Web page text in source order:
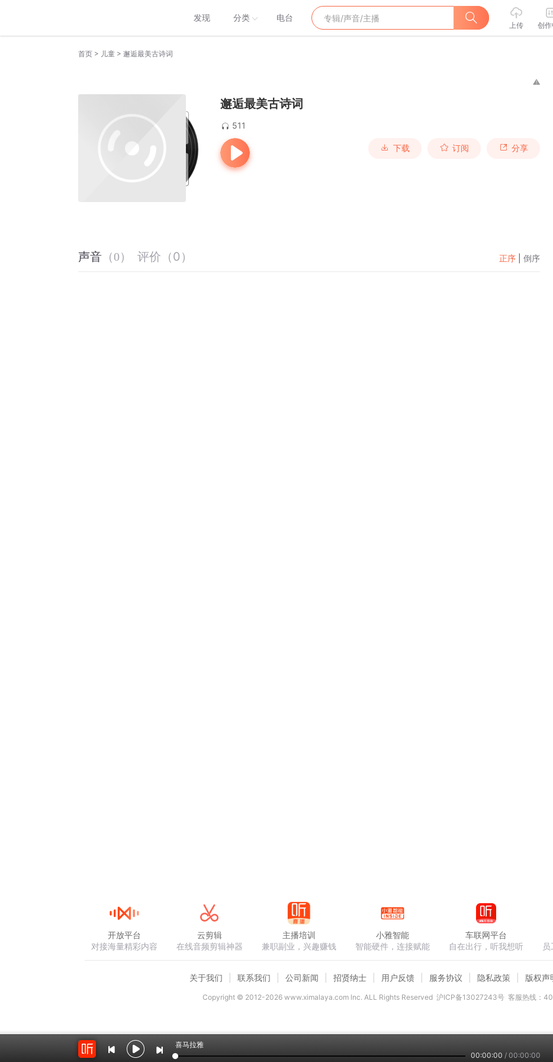
发现 分类 电台
上传 创
首页 > 儿童 > 邂逅最美古诗词
邂逅最美古诗词
511
下载 订阅 分享
声音 （0） 评价 （0 ） 正序 倒序
喜马拉雅
00:00:00 / 00:00:00
开放平台
对接海量精彩内容
云剪辑
在线音频剪辑神器
主播培训
兼职副业，兴趣赚钱
小雅智能
智能硬件，连接赋能
车联网平台
自在出行，听我想听
关于我们 联系我们 公司新闻 招贤纳士 用户反馈 服务协议 隐私政策 版权声
Copyright © 2012-2026www.ximalaya.com lnc. ALL Rights Reserved 沪ICP备13027243号 客服热线：